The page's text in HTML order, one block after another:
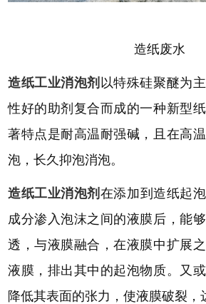
造纸废水
造纸工业消泡剂 以特殊硅聚醚为
性好的助剂复合而成的一种新型
著特点是耐高温耐强碱，且在高
泡，长久抑泡消泡。
造纸工业消泡剂 在添加到造纸起
成分渗入泡沫之间的液膜后，能
透，与液膜融合，在液膜中扩展
液膜，排出其中的起泡物质。又
降低其表面的张力，使液膜破裂，